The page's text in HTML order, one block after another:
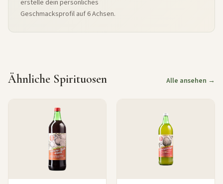
erstelle dein persönliches
Geschmacksprofil auf 6 Achsen.
Ähnliche Spirituosen Alle ansehen →